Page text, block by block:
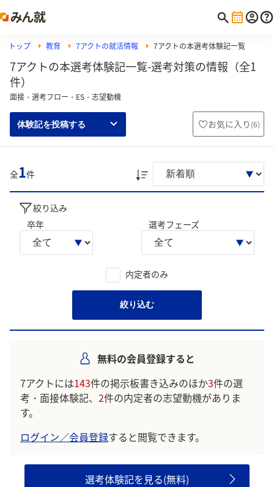
トップ 教育 7アクトの就活情報 7アクトの本選考体験記一覧
7アクトの本選考体験記一覧-選考対策の情報（全1
件）
面接・選考フロー・ES・志望動機
体験記を投稿する お気に入り (6)
全1件
絞り込み
卒年
選考フェーズ
内定者のみ
絞り込む
無料の会員登録すると
7アクトには143件の掲示板書き込みのほか3件の選
考・面接体験記、 2件の内定者の志望動機がありま
す。
ログイン／会員登録すると閲覧できます。
選考体験記を見る(無料)